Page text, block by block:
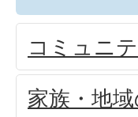
コミュニ
家族・地